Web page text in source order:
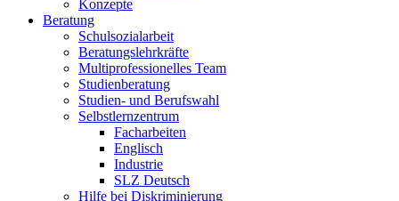
Konzepte
Beratung
Schulsozialarbeit
Beratungslehrkräfte
Multiprofessionelles Team
Studienberatung
Studien- und Berufswahl
Selbstlernzentrum
Facharbeiten
Englisch
Industrie
SLZ Deutsch
Hilfe bei Diskriminierung